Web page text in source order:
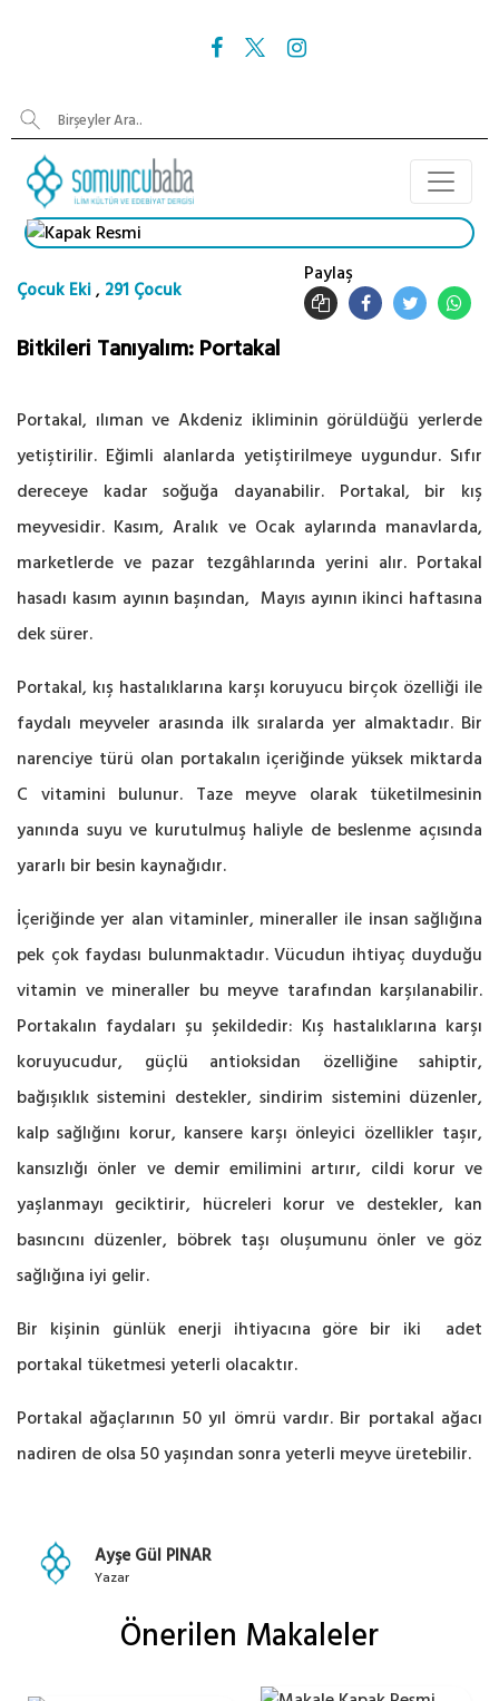
Çocuk Eki, 291 Çocuk
Paylaş
Bitkileri Tanıyalım: Portakal
Portakal, ılıman ve Akdeniz ikliminin görüldüğü yerlerde
yetiştirilir. Eğimli alanlarda yetiştirilmeye uygundur. Sıfır
dereceye kadar soğuğa dayanabilir. Portakal, bir kış
meyvesidir. Kasım, Aralık ve Ocak aylarında manavlarda,
marketlerde ve pazar tezgâhlarında yerini alır. Portakal
hasadı kasım ayının başından, Mayıs ayının ikinci haftasına
dek sürer.
Portakal, kış hastalıklarına karşı koruyucu birçok özelliği ile
faydalı meyveler arasında ilk sıralarda yer almaktadır. Bir
narenciye türü olan portakalın içeriğinde yüksek miktarda
C vitamini bulunur. Taze meyve olarak tüketilmesinin
yanında suyu ve kurutulmuş haliyle de beslenme açısında
yararlı bir besin kaynağıdır.
İçeriğinde yer alan vitaminler, mineraller ile insan sağlığına
pek çok faydası bulunmaktadır. Vücudun ihtiyaç duyduğu
vitamin ve mineraller bu meyve tarafından karşılanabilir.
Portakalın faydaları şu şekildedir: Kış hastalıklarına karşı
koruyucudur, güçlü antioksidan özelliğine sahiptir,
bağışıklık sistemini destekler, sindirim sistemini düzenler,
kalp sağlığını korur, kansere karşı önleyici özellikler taşır,
kansızlığı önler ve demir emilimini artırır, cildi korur ve
yaşlanmayı geciktirir, hücreleri korur ve destekler, kan
basıncını düzenler, böbrek taşı oluşumunu önler ve göz
sağlığına iyi gelir.
Bir kişinin günlük enerji ihtiyacına göre bir iki adet
portakal tüketmesi yeterli olacaktır.
Portakal ağaçlarının 50 yıl ömrü vardır. Bir portakal ağacı
nadiren de olsa 50 yaşından sonra yeterli meyve üretebilir.
Ayşe Gül PINAR
Yazar
Önerilen Makaleler